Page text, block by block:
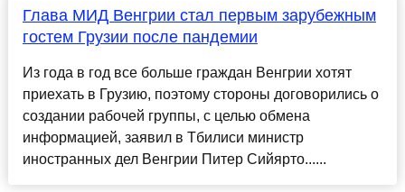
Глава МИД Венгрии стал первым зарубежным
гостем Грузии после пандемии
Из года в год все больше граждан Венгрии хотят
приехать в Грузию, поэтому стороны договорились о
создании рабочей группы, с целью обмена
информацией, заявил в Тбилиси министр
иностранных дел Венгрии Питер Сийярто......